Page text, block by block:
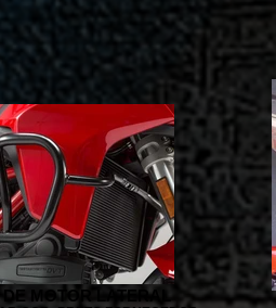
DE MOTOR LATERAL